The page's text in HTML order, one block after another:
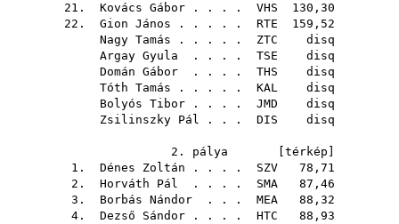
21. Kovács Gábor . . . . VHS 130,30
22. Gion János . . . . . RTE 159,52
Nagy Tamás . . . . . ZTC disq
Argay Gyula . . . . TSE disq
Domán Gábor . . . . THS disq
Tóth Tamás . . . . . KAL disq
Bolyós Tibor . . . . JMD disq
Zsilinszky Pál . . . DIS disq
2. pálya [ térkép
1. Dénes Zoltán . . . . SZV 78,71
2. Horváth Pál . . . . SMA 87,46
3. Borbás Nándor . . . MEA 88,32
4. Dezső Sándor . . . . HTC 88,93